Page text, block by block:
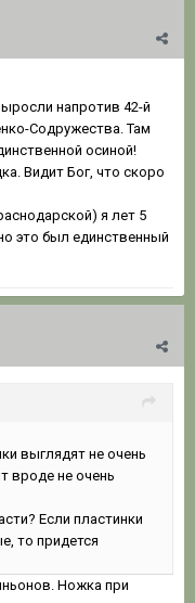
напротив 42-й
Содружества. Там
осиной!
Видит Бог, что скоро
я лет 5
это был единственный
выглядят не очень
вроде не очень
Если пластинки
то придется
Ножка при